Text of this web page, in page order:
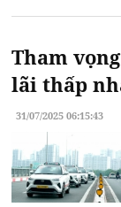
Tham
lãi thấp
31/07/2025 06:15:43